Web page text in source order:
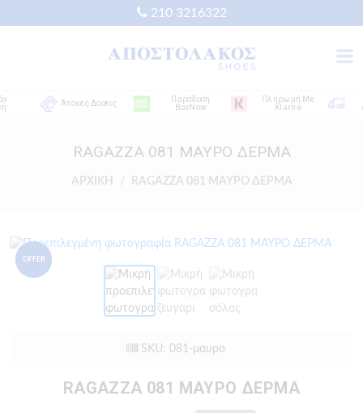
210 3216322
Άτοκες Δόσεις
Παράδοση
BoxNow
Πληρωμή Με
Klarna
RAGAZZA 081 ΜΑΥΡΟ ΔΕΡΜΑ
ΑΡΧΙΚΗ RAGAZZA 081 ΜΑΥΡΟ ΔΕΡΜΑ
OFFER
SKU: 081-μαυρο
RAGAZZA 081 ΜΑΥΡΟ ΔΕΡΜΑ